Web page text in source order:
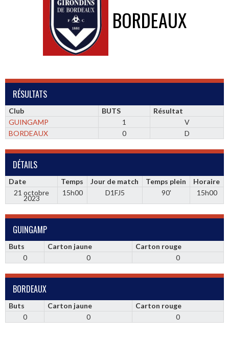
BORDEAUX
RÉSULTATS
Club BUTS
Résultat
GUINGAMP
1
V
BORDEAUX
0 D
DÉTAILS
Date Temps Jour de match Temps plein
Horaire
21 octobre
2023
15h00 D1FJ5 90' 15h00
GUINGAMP
Buts Carton jaune
Carton rouge
0
0 0
BORDEAUX
Buts Carton jaune
Carton rouge
0
0 0